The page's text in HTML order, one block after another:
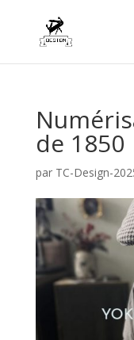
de 1850
par TC-Design-